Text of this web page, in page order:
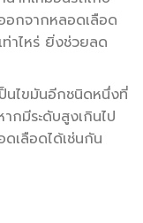
อกจากหลอดเลือด
าไหร่ ยิ่งช่วยลด
นไขมันอีกชนิดหนึ่งที่
กมีระดับสูงเกินไป
ดเลือดได้เช่นกัน